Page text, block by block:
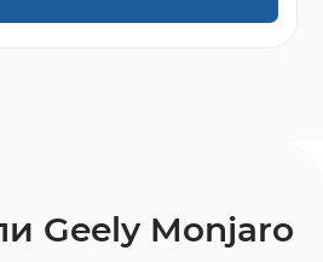
Geely Monjaro